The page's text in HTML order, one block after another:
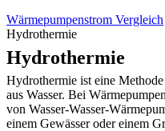
Wärmepumpenstrom Vergleich
Hydrothermie
Hydrothermie
Hydrothermie ist eine
aus Wasser. Bei
von Wasser-Wasser-
einem Gewässer oder einem